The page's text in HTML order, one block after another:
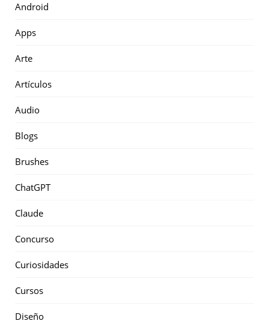
Android
Apps
Arte
Artículos
Audio
Blogs
Brushes
ChatGPT
Claude
Concurso
Curiosidades
Cursos
Diseño